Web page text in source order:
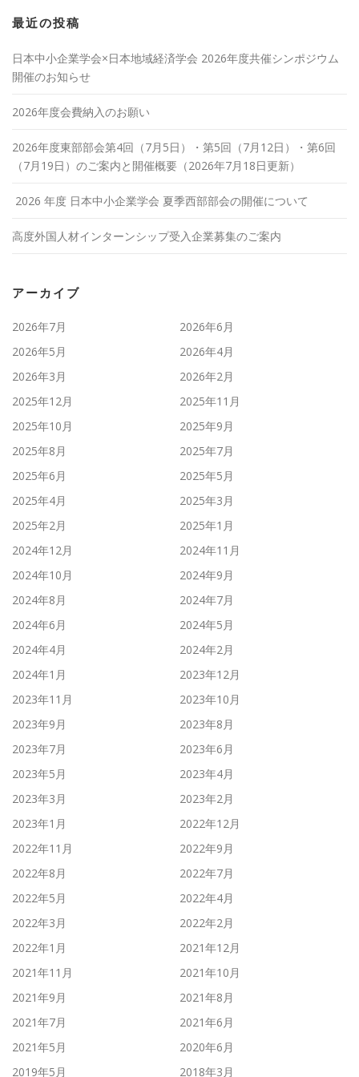
最近の投稿
日本中小企業学会×日本地域経済学会 2026年度共催シンポジウム
開催のお知らせ
2026年度会費納入のお願い
2026年度東部部会第4回（7月5日）・第5回（7月12日）・第6回
（7月19日）のご案内と開催概要（2026年7月18日更新）
2026 年度 日本中小企業学会 夏季西部部会の開催について
高度外国人材インターンシップ受入企業募集のご案内
アーカイブ
2026年7月
2026年6月
2026年5月
2026年4月
2026年3月
2026年2月
2025年12月
2025年11月
2025年10月
2025年9月
2025年8月
2025年7月
2025年6月
2025年5月
2025年4月
2025年3月
2025年2月
2025年1月
2024年12月
2024年11月
2024年10月
2024年9月
2024年8月
2024年7月
2024年6月
2024年5月
2024年4月
2024年2月
2024年1月
2023年12月
2023年11月
2023年10月
2023年9月
2023年8月
2023年7月
2023年6月
2023年5月
2023年4月
2023年3月
2023年2月
2023年1月
2022年12月
2022年11月
2022年9月
2022年8月
2022年7月
2022年5月
2022年4月
2022年3月
2022年2月
2022年1月
2021年12月
2021年11月
2021年10月
2021年9月
2021年8月
2021年7月
2021年6月
2021年5月
2020年6月
2019年5月
2018年3月